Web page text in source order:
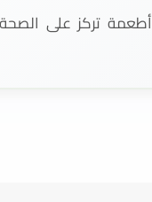
أطعمة تركز على الصحة